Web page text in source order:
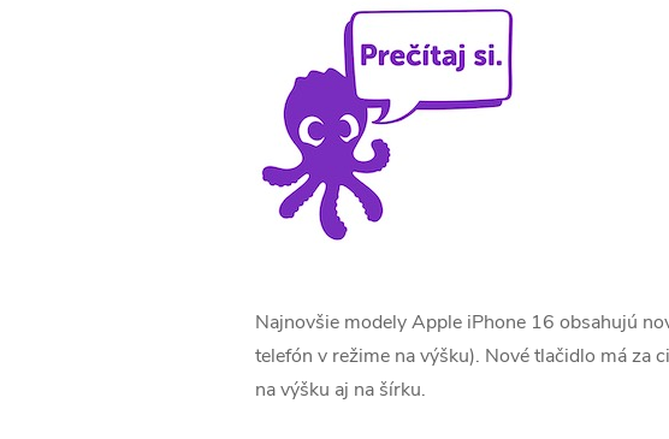
Najnovšie modely Apple iPhone 16 obsahujú
telefón v režime na výšku). Nové tlačidlo má za
na výšku aj na šírku.